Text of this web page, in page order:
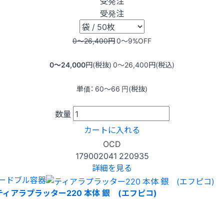
受発注
0〜26,400円0〜9%OFF
0〜24,000円(税抜) 0〜26,400円(税込)
単価： 60〜66 円(税抜)
数量
カートに入れる
OCD
179002041 220935
詳細を見る
ドブル容器
ィアラプラッター220 本体 銀 (エフピコ)